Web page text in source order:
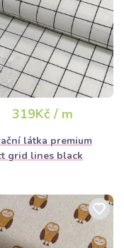
s vyšší gramáží
tloušťce 80 až 90 a
319Kč / m
látka premium
grid lines black